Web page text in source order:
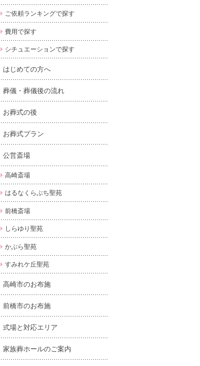
ご依頼ランキングで探す
費用で探す
シチュエーションで探す
はじめての方へ
葬儀・葬儀後の流れ
お葬式の後
お葬式プラン
公営斎場
高崎斎場
はるなくらぶち聖苑
前橋斎場
しらゆり聖苑
かぶら聖苑
すみれケ丘聖苑
高崎市のお布施
前橋市のお布施
式場と対応エリア
家族葬ホールのご案内